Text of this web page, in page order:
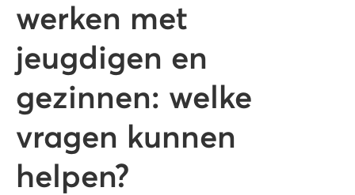
werken met
jeugdigen en
gezinnen: welke
vragen kunnen
helpen?